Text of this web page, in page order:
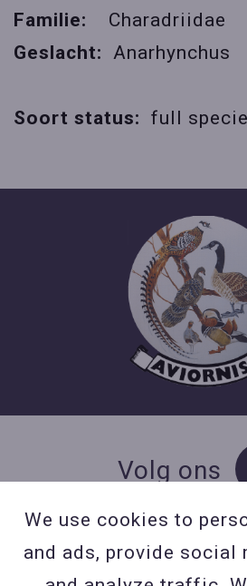
Familie: Charadriidae
Geslacht: Anarhynchus
Soort status: full
Volg ons
Contact
We use cookies to
and ads, provide social